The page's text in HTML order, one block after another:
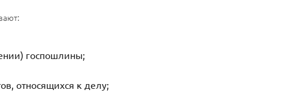
госпошлины;
относящихся к делу;